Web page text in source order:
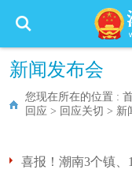
新闻发布会
您现在所在的位置 :
回应 > 回应关切 > 新
喜报！潮南3个镇、